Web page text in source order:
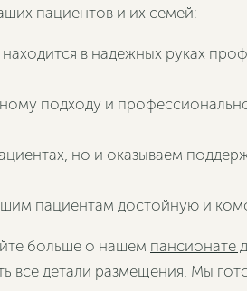
пациентов и их семей:
находится в надежных руках
подходу и
но и оказываем
пациентам достойную и
больше о нашем пансионате
все детали размещения. Мы